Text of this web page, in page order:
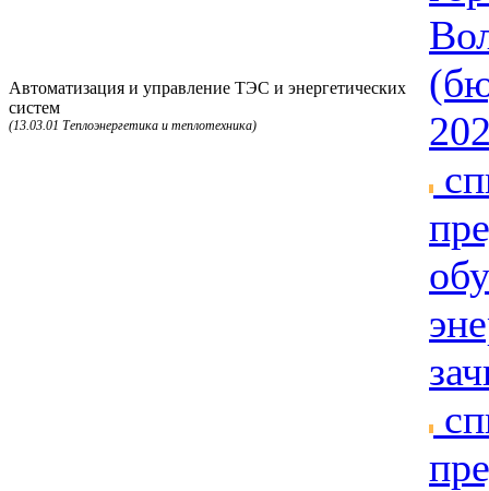
Автоматизация и управление ТЭС и энергетических
систем
(13.03.01 Теплоэнергетика и теплотехника)